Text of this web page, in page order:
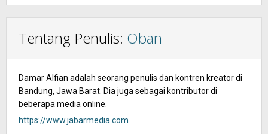
Tentang Penulis: Oban
Damar Alfian adalah seorang penulis dan kontren kreator di
Bandung, Jawa Barat. Dia juga sebagai kontributor di
beberapa media online.
https://www.jabarmedia.com